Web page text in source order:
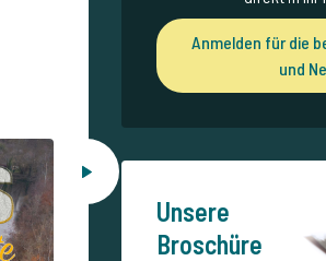
Anmelden für die
und
Unsere
Broschüre